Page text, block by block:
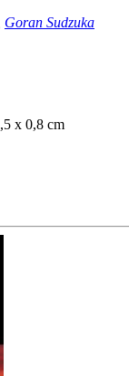
Goran Sudzuka
x 0,8 cm